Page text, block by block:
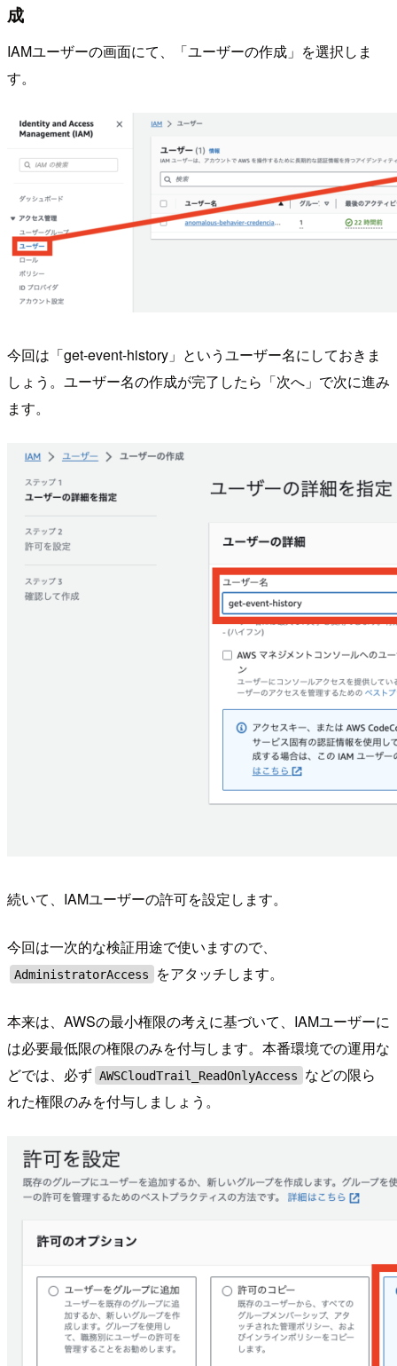
成
IAMユーザーの画面にて、「ユーザーの作成」を選択しま
す。
今回は「get-event-history」というユーザー名にしておきま
しょう。ユーザー名の作成が完了したら「次へ」で次に進み
ます。
続いて、IAMユーザーの許可を設定します。
今回は一次的な検証用途で使いますので、
AdministratorAccess をアタッチします。
本来は、AWSの最小権限の考えに基づいて、IAMユーザーに
は必要最低限の権限のみを付与します。本番環境での運用な
どでは、必ず AWSCloudTrail_ReadOnlyAccess
などの限ら
れた権限のみを付与しましょう。